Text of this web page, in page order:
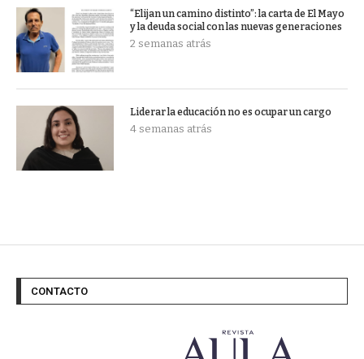
“Elijan un camino distinto”: la carta de El Mayo
y la deuda social con las nuevas generaciones
2 semanas atrás
Liderar la educación no es ocupar un cargo
4 semanas atrás
CONTACTO